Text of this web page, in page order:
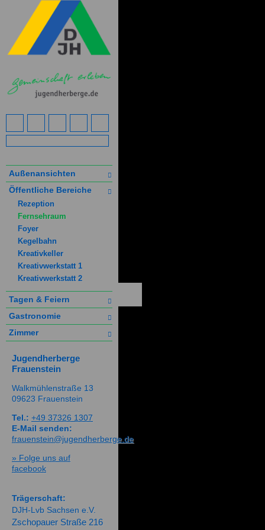
Außenansichten
Öffentliche Bereiche
Rezeption
Fernsehraum
Foyer
Kegelbahn
Kreativkeller
Kreativwerkstatt 1
Kreativwerkstatt 2
Tagen & Feiern
Gastronomie
Zimmer
Jugendherberge
Frauenstein
Walkmühlenstraße 13
09623 Frauenstein
Tel.: +49 37326 1307
E-Mail senden:
frauenstein@jugendherberge.de
» Folge uns auf
facebook
Trägerschaft:
DJH-Lvb Sachsen e.V.
Zschopauer Straße 216